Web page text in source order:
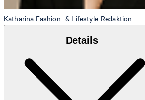
Katharina Fashion- & Lifestyle-Redaktion
Details